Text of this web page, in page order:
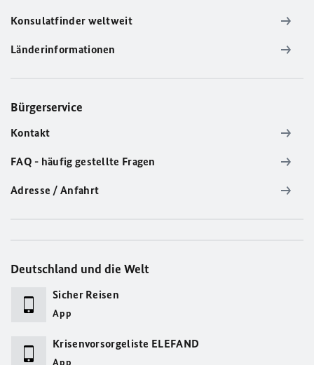
Konsulatfinder weltweit
Länderinformationen
Bürgerservice
Kontakt
FAQ - häufig gestellte Fragen
Adresse / Anfahrt
Deutschland und die Welt
Sicher Reisen
App
Krisenvorsorgeliste ELEFAND
App